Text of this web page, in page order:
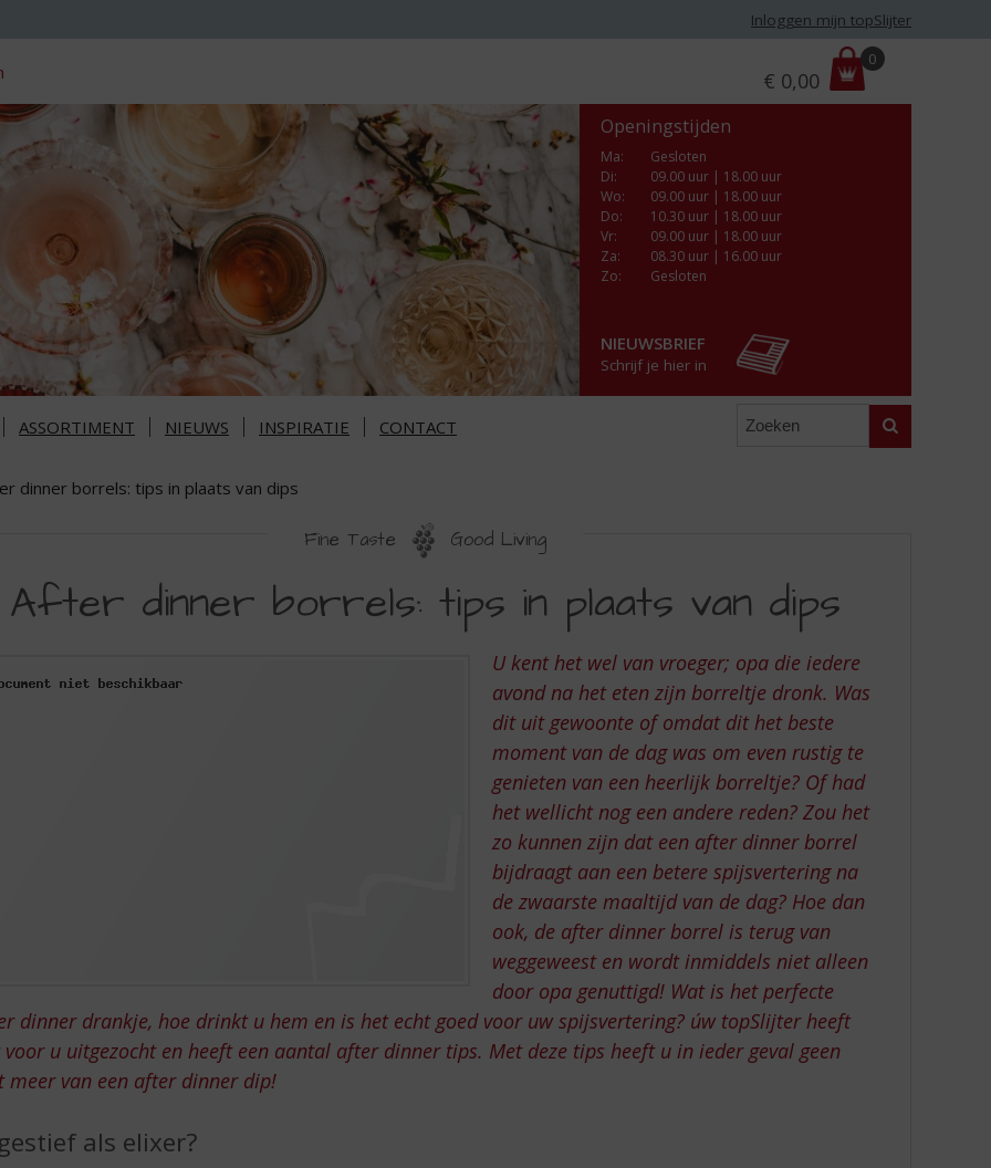
Inloggen mijn topSlijter
r
i
:
€ 0,00
0
Openingstijden
Ma:
Gesloten
Di:
09.00 uur | 18.00 uur
Wo:
09.00 uur | 18.00 uur
Do:
10.30 uur | 18.00 uur
Vr:
09.00 uur | 18.00 uur
Za:
08.30 uur | 16.00 uur
Zo:
Gesloten
NIEUWSBRIEF
Schrijf je hier in
ASSORTIMENT NIEUWS INSPIRATIE CONTACT Zoeken
dinner borrels: tips in plaats van dips
Fine Taste Good Living
After dinner borrels: tips in plaats van dips
U kent het wel van vroeger; opa die iedere
avond na het eten zijn borreltje dronk. Was
dit uit gewoonte of omdat dit het beste
moment van de dag was om even rustig te
genieten van een heerlijk borreltje? Of had
het wellicht nog een andere reden? Zou het
zo kunnen zijn dat een after dinner borrel
bijdraagt aan een betere spijsvertering na
de zwaarste maaltijd van de dag? Hoe dan
ook, de after dinner borrel is terug van
weggeweest en wordt inmiddels niet alleen
door opa genuttigd! Wat is het perfecte
dinner drankje, hoe drinkt u hem en is het echt goed voor uw spijsvertering? úw topSlijter heeft
voor u uitgezocht en heeft een aantal after dinner tips. Met deze tips heeft u in ieder geval geen
meer van een after dinner dip!
als elixer?